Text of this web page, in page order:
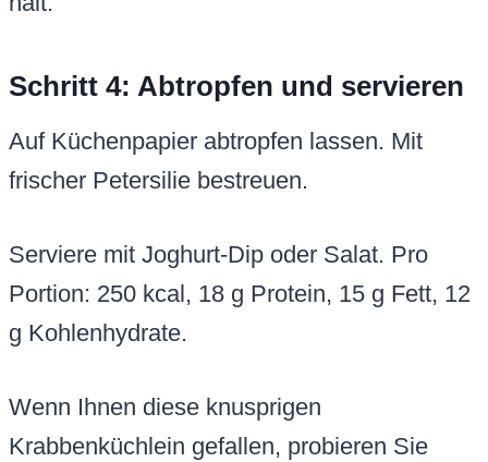
Schritt 4: Abtropfen und servieren
Auf Küchenpapier abtropfen lassen. Mit
frischer Petersilie bestreuen.
Serviere mit Joghurt-Dip oder Salat. Pro
Portion: 250 kcal, 18 g Protein, 15 g Fett, 12
g Kohlenhydrate.
Wenn Ihnen diese knusprigen
Krabbenküchlein gefallen, probieren Sie